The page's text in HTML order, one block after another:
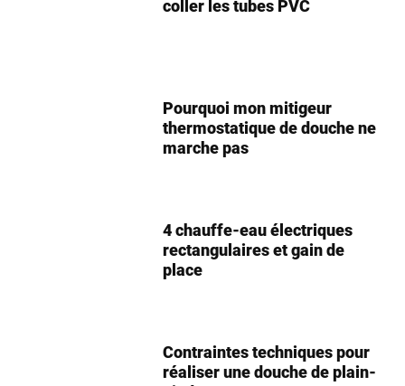
coller les tubes PVC
Pourquoi mon mitigeur
thermostatique de douche ne
marche pas
4 chauffe-eau électriques
rectangulaires et gain de
place
Contraintes techniques pour
réaliser une douche de plain-